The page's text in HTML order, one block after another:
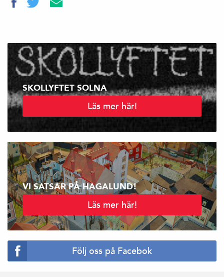
SKOLLYFTET SOLNA
Läs mer här!
VI SATSAR PÅ HAGALUND!
Läs mer här!
Följ oss på Facebok